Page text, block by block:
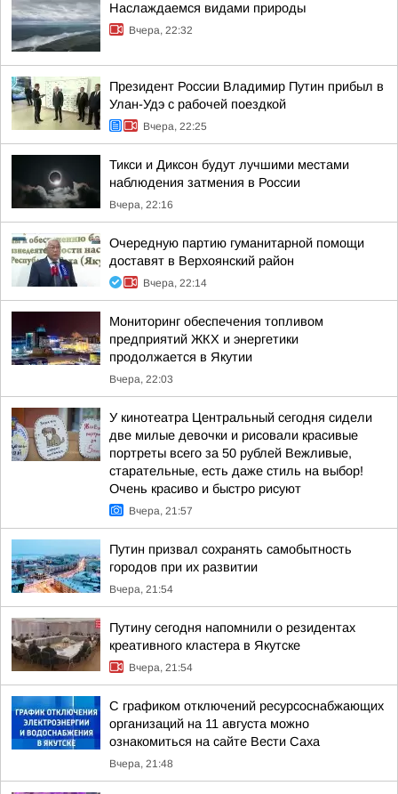
Наслаждаемся видами природы
Вчера, 22:32
Президент России Владимир Путин прибыл в
Улан-Удэ с рабочей поездкой
Вчера, 22:25
Тикси и Диксон будут лучшими местами
наблюдения затмения в России
Вчера, 22:16
Очередную партию гуманитарной помощи
доставят в Верхоянский район
Вчера, 22:14
Мониторинг обеспечения топливом
предприятий ЖКХ и энергетики
продолжается в Якутии
Вчера, 22:03
У кинотеатра Центральный сегодня сидели
две милые девочки и рисовали красивые
портреты всего за 50 рублей Вежливые,
старательные, есть даже стиль на выбор!
Очень красиво и быстро рисуют
Вчера, 21:57
Путин призвал сохранять самобытность
городов при их развитии
Вчера, 21:54
Путину сегодня напомнили о резидентах
креативного кластера в Якутске
Вчера, 21:54
С графиком отключений ресурсоснабжающих
организаций на 11 августа можно
ознакомиться на сайте Вести Саха
Вчера, 21:48